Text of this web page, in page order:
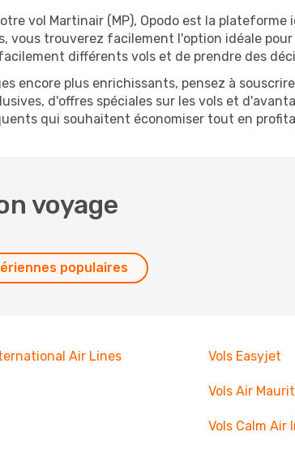
vol Martinair (MP), Opodo est la
vous trouverez facilement l'option idéale
différents vols et de prendre des
encore plus enrichissants, pensez à
d'offres spéciales sur les vols et
qui souhaitent économiser tout en
voyage
populaires
Air Lines Vols Easyjet
Vols Air
Vols Calm Air